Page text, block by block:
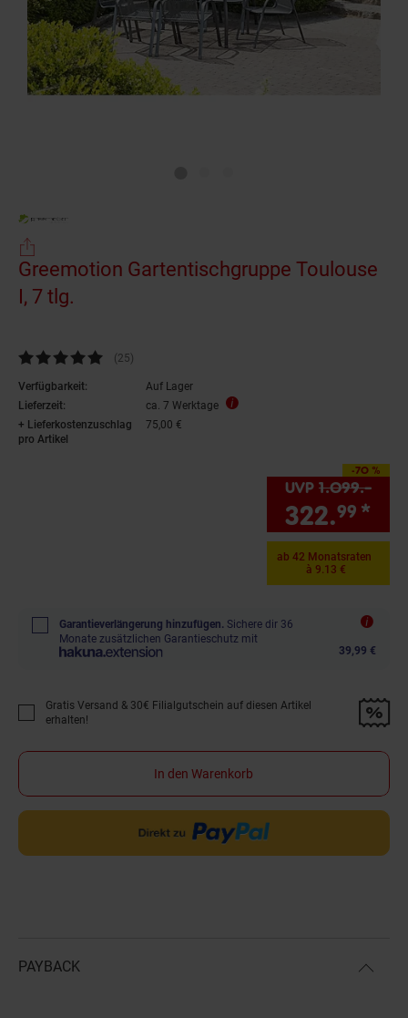
Greemotion Gartentischgruppe Toulouse
I, 7 tlg.
Kundenbewertung: 4,76 von 5 Sternen
(25Kundenbewertungen
)
Verfügbarkeit:
Auf Lager
Lieferzeit:
ca. 7 Werktage
+ Lieferkostenzuschlag
pro Artikel
75,00 €
-70 %
Sie Sparen 70 Prozent,
UVP 1.099.–
322.99 *
ab 42 Monatsraten
à 9.13 €
Garantieverlängerung hinzufügen. Sichere dir 36
Monate zusätzlichen Garantieschutz mit
39,99 €
Promotion "Gratis Versand &amp; 30€ Filialgutschein auf diesen Artikel
Gratis Versand & 30€ Filialgutschein auf diesen Artikel
erhalten!
In den Warenkorb
PAYBACK